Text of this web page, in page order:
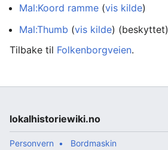
Mal:Koord ramme (vis kilde)
Mal:Thumb (vis kilde) (beskyttet)
Tilbake til Folkenborgveien.
lokalhistoriewiki.no
Personvern Bordmaskin